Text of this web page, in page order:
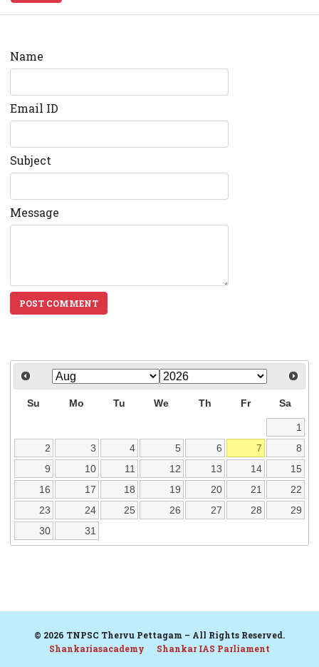
Name
Email ID
Subject
Message
POST COMMENT
Su Mo Tu We Th Fr Sa
1
2
3 4 5 6 7
8
9
10 11 12 13 14
15
16
17 18 19 20 21
22
23
24 25 26 27 28
29
30
31
© 2026 TNPSC Thervu Pettagam – All Rights Reserved.
Shankariasacademy
Shankar IAS Parliament